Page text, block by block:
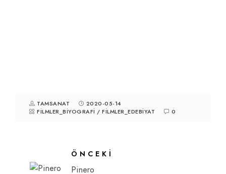
TAMSANAT
2020-05-14
FILMLER_BIYOGRAFI / FILMLER_EDEBIYAT 0
ÖNCEKI
Pinero